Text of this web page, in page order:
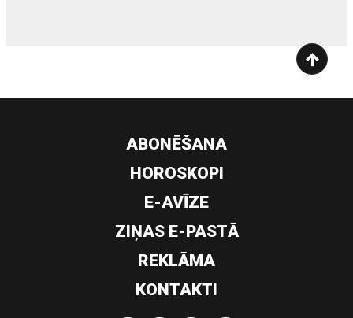
ABONĒŠANA
HOROSKOPI
E-AVĪZE
ZIŅAS E-PASTĀ
REKLĀMA
KONTAKTI